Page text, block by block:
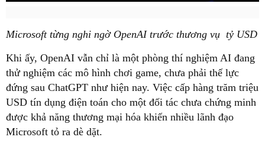
Microsoft từng nghi ngờ OpenAI trước thương vụ tỷ USD
Khi ấy, OpenAI vẫn chỉ là một phòng thí nghiệm AI đang
thử nghiệm các mô hình chơi game, chưa phải thế lực
đứng sau ChatGPT như hiện nay. Việc cấp hàng trăm triệu
USD tín dụng điện toán cho một đối tác chưa chứng minh
được khả năng thương mại hóa khiến nhiều lãnh đạo
Microsoft tỏ ra dè dặt.